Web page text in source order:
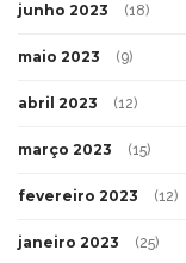
junho 2023 (18)
maio 2023 (9)
abril 2023 (12)
março 2023 (15)
fevereiro 2023 (12)
janeiro 2023 (25)